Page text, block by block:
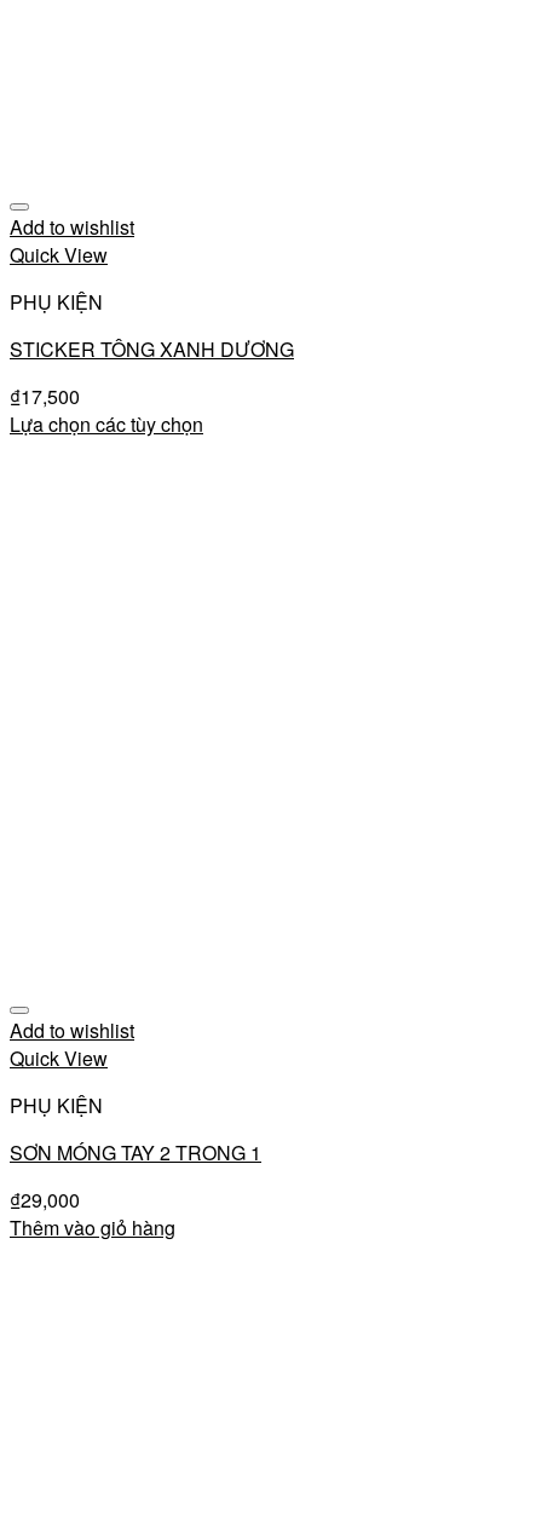
Add to wishlist
Quick View
PHỤ KIỆN
STICKER TÔNG XANH DƯƠNG
₫17,500
Lựa chọn các tùy chọn
Add to wishlist
Quick View
PHỤ KIỆN
SƠN MÓNG TAY 2 TRONG 1
₫29,000
Thêm vào giỏ hàng